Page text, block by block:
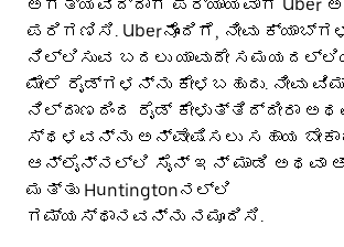
ಅಗತ್ಯವಿದ್ದಾಗ ಪರ್ಯಾಯವಾಗಿ Uber
ಪರಿಗಣಿಸಿ. Uber‌ನೊಂದಿಗೆ, ನೀವು
ನಿಲ್ಲಿಸುವ ಬದಲು ಯಾವುದೇ
ಮೇಲೆ ರೈಡ್‌ಗಳನ್ನು ಕೇಳಬಹುದು. ನೀವು
ನಿಲ್ದಾಣದಿಂದ ರೈಡ್ ಕೇಳುತ್ತಿದ್ದೀರಾ
ಸ್ಥಳವನ್ನು ಅನ್ವೇಷಿಸಲು ಸಹಾಯ
ಆನ್‌ಲೈನ್‌ನಲ್ಲಿ ಸೈನ್ ಇನ್ ಮಾಡಿ
ಮತ್ತು Huntingtonನಲ್ಲಿ
ಗಮ್ಯಸ್ಥಾನವನ್ನು ನಮೂದಿಸಿ.